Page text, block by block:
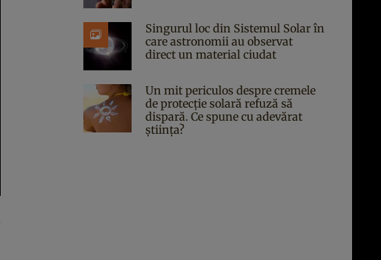
Singurul loc din Sistemul Solar în
care astronomii au observat
direct un material ciudat
Un mit periculos despre cremele
de protecție solară refuză să
dispară. Ce spune cu adevărat
știința?